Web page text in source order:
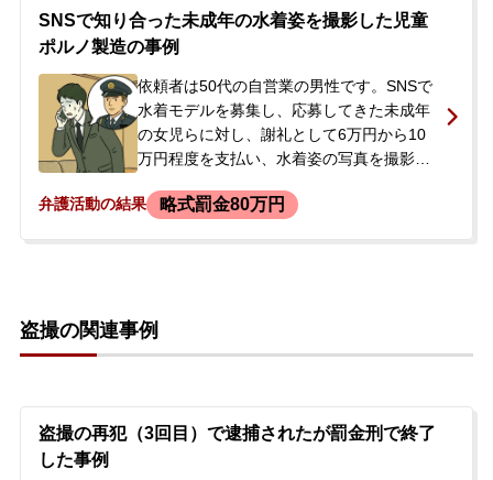
士に電話で連絡し、今後の対応について相
談しました。依頼の意思が固かったため、
弁護士は電話で契約内容を説明し、預り金
を振り込んでもらった上で、逮捕後の弁護
活動に備えました。その後、依頼者は児童
買春などの容疑で逮捕されました。
SNSで知り合った未成年の水着姿を撮影した児童
ポルノ製造の事例
依頼者は50代の自営業の男性です。SNSで
水着モデルを募集し、応募してきた未成年
の女児らに対し、謝礼として6万円から10
万円程度を支払い、水着姿の写真を撮影し
着用させ、シャワーを浴びせて性的な部分
れ、今後の刑事手続きや処分に大きな不安
を抱き、当事務所に相談されました。
弁護活動の結果 略式罰金80万円
盗撮の関連事例
盗撮の再犯（3回目）で逮捕されたが罰金刑で終了
した事例